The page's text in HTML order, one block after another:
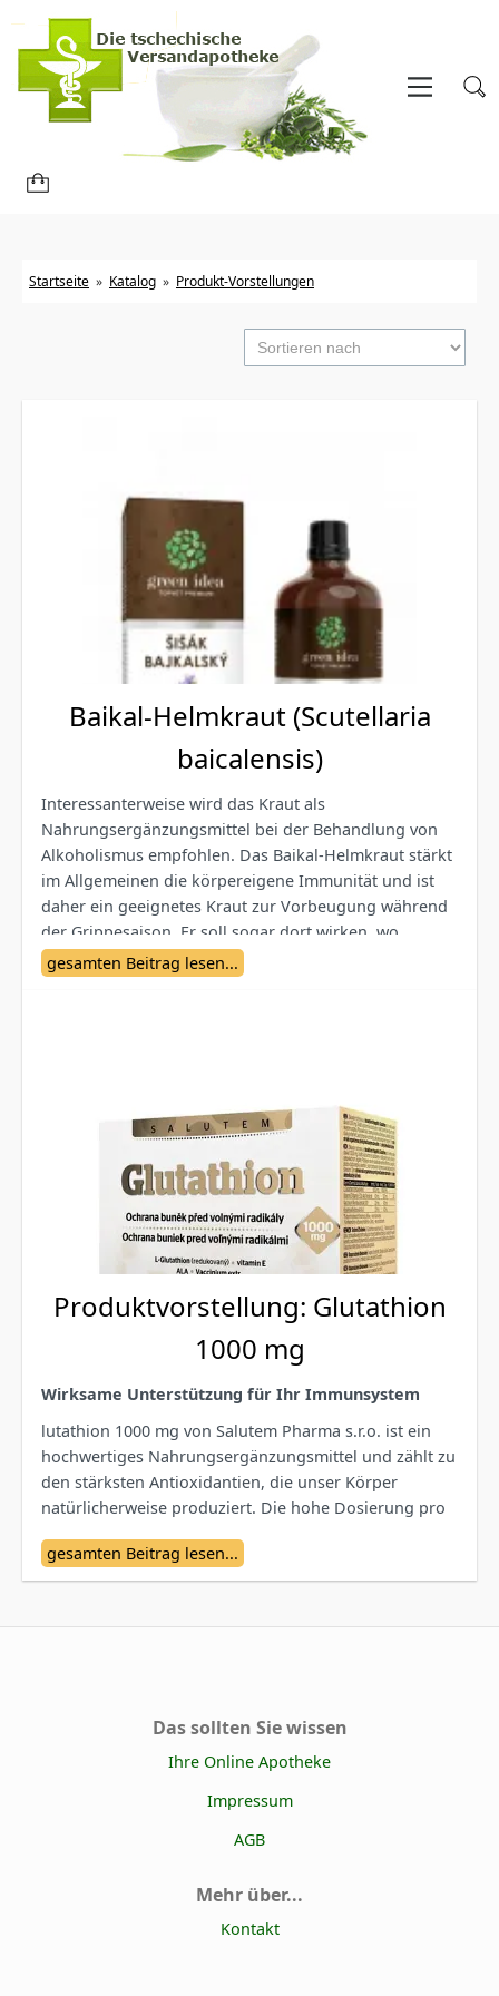
Startseite » Katalog » Produkt-Vorstellungen
Baikal-Helmkraut (Scutellaria
baicalensis)
Interessanterweise wird das Kraut als
Nahrungsergänzungsmittel bei der Behandlung von
Alkoholismus empfohlen. Das Baikal-Helmkraut stärkt
im Allgemeinen die körpereigene Immunität und ist
daher ein geeignetes Kraut zur Vorbeugung während
der Grippesaison. Er soll sogar dort wirken, wo
herkömmliche Antibiotika versagen, da die Bakterien
keine Resistenz gegen ihn zeigen.
gesamten Beitrag lesen...
Produktvorstellung: Glutathion
1000 mg
Wirksame Unterstützung für Ihr Immunsystem
lutathion 1000 mg von Salutem Pharma s.r.o. ist ein
hochwertiges Nahrungsergänzungsmittel und zählt zu
den stärksten Antioxidantien, die unser Körper
natürlicherweise produziert. Die hohe Dosierung pro
ihre Gesundheit, Vitalität und Leistungsfähigkeit
unterstützen möchten.
gesamten Beitrag lesen...
Das sollten Sie wissen
Ihre Online Apotheke
Impressum
AGB
Mehr über...
Kontakt